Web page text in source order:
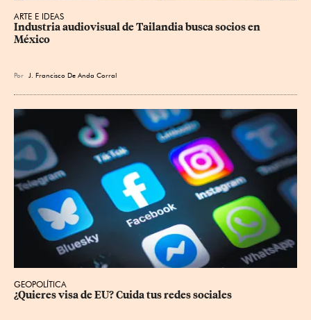
ARTE E IDEAS
Industria audiovisual de Tailandia busca socios en
México
Por J. Francisco De Anda Corral
GEOPOLÍTICA
¿Quieres visa de EU? Cuida tus redes sociales